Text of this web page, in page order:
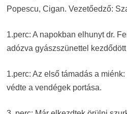
Popescu, Cigan. Vezetőedző:
1.perc: A napokban elhunyt dr.
adózva gyászszünettel
1.perc: Az első támadás a
védte a vendégek portása.